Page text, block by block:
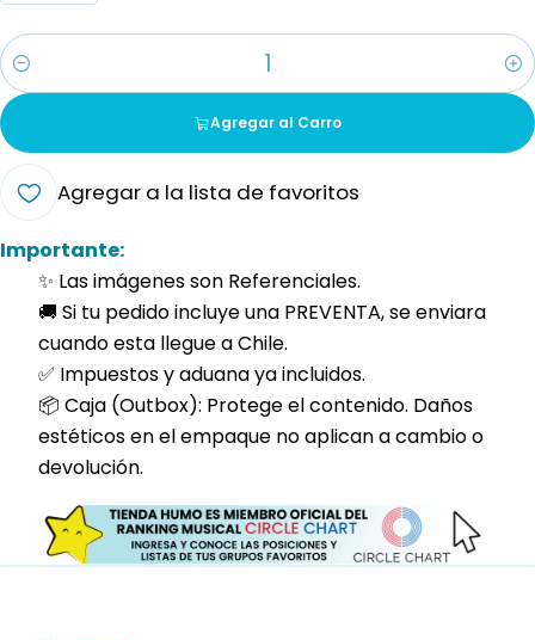
Cantidad
Agregar al Carro
Agregar a la lista de favoritos
Importante:
✨ Las imágenes son Referenciales.
🚚 Si tu pedido incluye una PREVENTA, se enviara
cuando esta llegue a Chile.
✅ Impuestos y aduana ya incluidos.
📦 Caja (Outbox): Protege el contenido. Daños
estéticos en el empaque no aplican a cambio o
devolución.